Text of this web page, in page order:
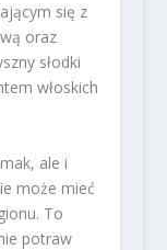
się z
oraz
słodki
włoskich
ale i
może mieć
To
potraw